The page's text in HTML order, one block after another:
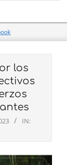
los
IN: